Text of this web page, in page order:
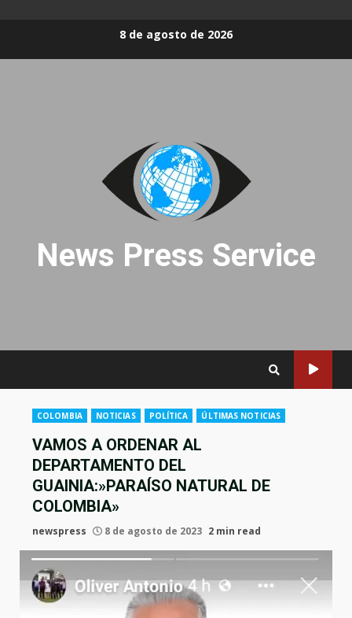
8 de agosto de 2026
News Press Service
COLOMBIA NOTICIAS POLÍTICA ÚLTIMAS NOTICIAS
VAMOS A ORDENAR AL
DEPARTAMENTO DEL
GUAINIA:»PARAÍSO NATURAL DE
COLOMBIA»
newspress 8 de agosto de 2023 2 min read